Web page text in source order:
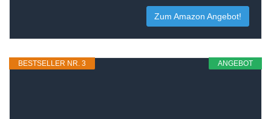
Zum Amazon Angebot!
ANGEBOT
BESTSELLER NR. 3